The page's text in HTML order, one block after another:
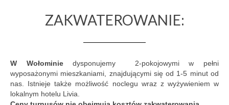
ZAKWATEROWANIE:
W Wołominiedysponujemy 2-pokojowymi w pełni
wyposażonymi mieszkaniami, znajdującymi się od 1-5 minut od
nas. Istnieje także możliwość noclegu wraz z wyżywieniem w
lokalnym hotelu Livia.